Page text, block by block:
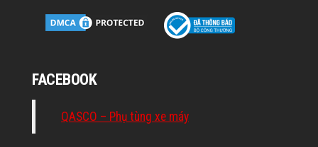
FACEBOOK
QASCO – Phụ tùng xe máy